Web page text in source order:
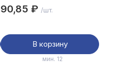
90,85 ₽ /шт.
В корзину
мин. 12